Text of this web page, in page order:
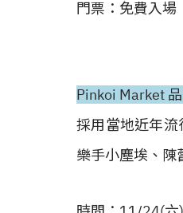
門票：免費入場
Pinkoi Market
採用當地近年流
樂手小塵埃、陳